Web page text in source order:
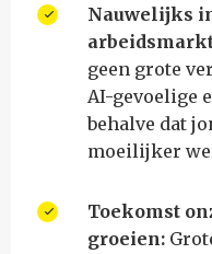
Nauwelijks
geen grote
AI-gevoelige
behalve dat
moeilijker
Toekomst
groeien: